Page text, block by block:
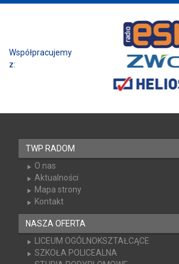
Współpracujemy z:
TWP RADOM
O nas
Aktualności
Mapa strony
Kontakt
NASZA OFERTA
LICEUM OGÓLNOKSZTAŁCĄCE
SZKOŁA POLICEALNA